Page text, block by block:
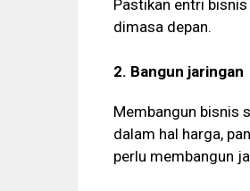
Pastikan entri
dimasa depan.
2. Bangun jaringan
Membangun bisnis
dalam hal harga,
perlu membangun